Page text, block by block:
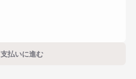
支払いに進む